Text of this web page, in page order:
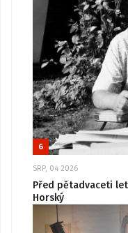
6
SRP, 04 2026
Před pětadvaceti
Horský